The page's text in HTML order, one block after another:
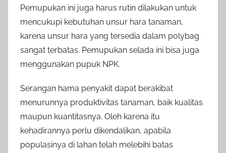
Pemupukan ini juga harus rutin dilakukan untuk
mencukupi kebutuhan unsur hara tanaman,
karena unsur hara yang tersedia dalam polybag
sangat terbatas. Pemupukan selada ini bisa juga
menggunakan pupuk NPK.
Serangan hama penyakit dapat berakibat
menurunnya produktivitas tanaman, baik kualitas
maupun kuantitasnya. Oleh karena itu
kehadirannya perlu dikendalikan, apabila
populasinya di lahan telah melebihi batas